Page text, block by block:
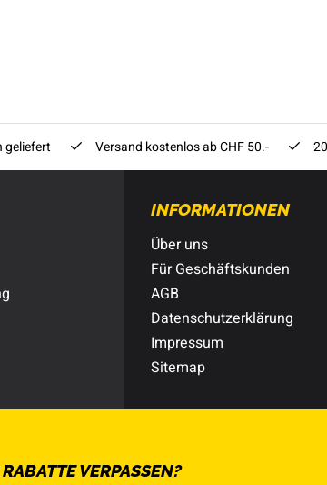
geliefert Versand kostenlos ab CHF 50.-
INFORMATIONEN
Über uns
Für Geschäftskunden
AGB
Datenschutzerklärung
Impressum
Sitemap
VERPASSEN?